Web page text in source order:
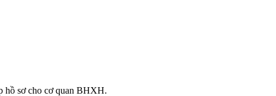
hồ sơ cho cơ quan BHXH.